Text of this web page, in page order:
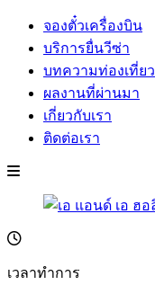
จองตั๋วเครื่องบิน
บริการยื่นวีซ่า
บทความท่องเที่ยว
ผลงานที่ผ่านมา
เกี่ยวกับเรา
ติดต่อเรา
เวลาทำการ